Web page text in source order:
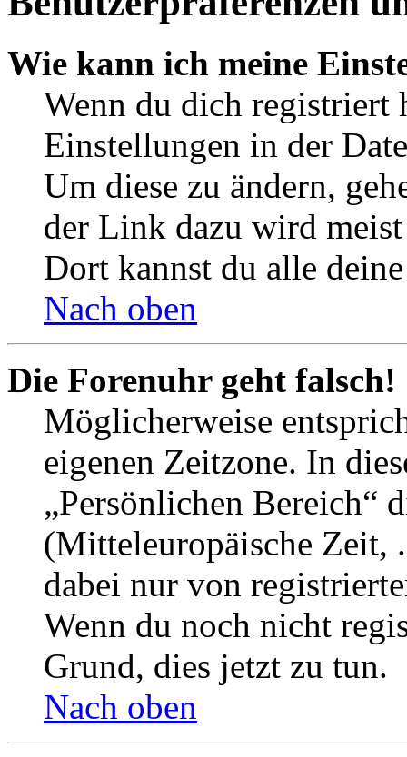
Wie kann ich meine
Wenn du dich registriert
Einstellungen in der
Um diese zu ändern,
der Link dazu wird
Dort kannst du alle
Nach oben
Die Forenuhr geht falsch!
Möglicherweise
eigenen Zeitzone. In
„Persönlichen Bereich“
(Mitteleuropäische Zeit,
dabei nur von
Wenn du noch nicht
Grund, dies jetzt zu tun.
Nach oben